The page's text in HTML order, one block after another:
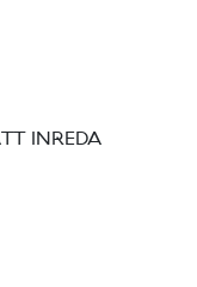
INREDA